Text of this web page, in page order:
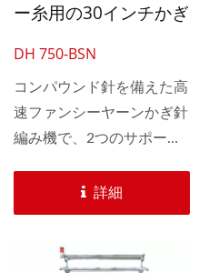
ー糸用の30インチかぎ
＆2つのサポーターバ
ー自動機
DH 750-BSN
コンパウンド針を備えた高
速ファンシーヤーンかぎ針
編み機で、2つのサポータ
幅広いファンシーヤーンと
フェザー糸を生産できま
とチェーンリンクによって
詳細